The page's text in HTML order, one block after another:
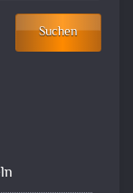
Suchen